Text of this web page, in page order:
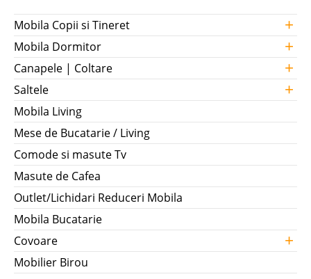
Mobila Copii si Tineret +
Mobila Dormitor +
Canapele | Coltare +
Saltele +
Mobila Living
Mese de Bucatarie / Living
Comode si masute Tv
Masute de Cafea
Outlet/Lichidari Reduceri Mobila
Mobila Bucatarie
Covoare
+
Mobilier Birou